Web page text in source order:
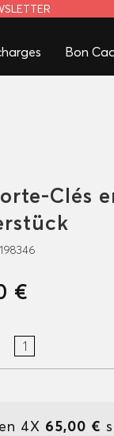
Bon
Clés
198346
€
4X 65,00 €